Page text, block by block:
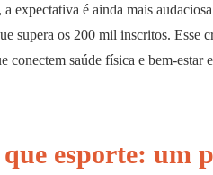
a expectativa é ainda mais
supera os 200 mil inscritos. Esse
conectem saúde física e bem-estar
esporte: um